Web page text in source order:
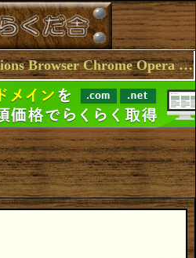
日誌の検索 [タグ:Extensions Browser Chrome Opera en/ContentBlockHelper] 1～3(3件中)